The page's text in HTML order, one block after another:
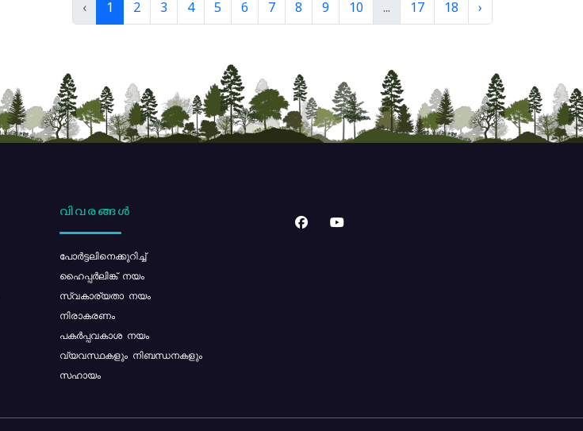
‹ 1 2 3 4 5 6 7 8 9 10 ... 17 18 ›
വിവരങ്ങൾ
പോര്‍ട്ടലിനെക്കുറിച്ച്
ഹൈപ്പർലിങ്ക് നയം
സ്വകാര്യതാ നയം
നിരാകരണം
പകർപ്പവകാശ നയം
വ്യവസ്ഥകളും നിബന്ധനകളും
സഹായം